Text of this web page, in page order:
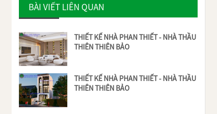
BÀI VIẾT LIÊN QUAN
THIẾT KẾ NHÀ PHAN THIẾT - NHÀ THẦU
THIÊN THIÊN BẢO
THIẾT KẾ NHÀ PHAN THIẾT - NHÀ THẦU
THIÊN THIÊN BẢO